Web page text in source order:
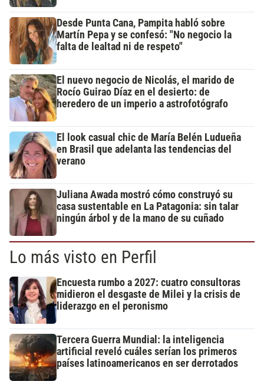
Desde Punta Cana, Pampita habló sobre
Martín Pepa y se confesó: "No negocio la
falta de lealtad ni de respeto"
El nuevo negocio de Nicolás, el marido de
Rocío Guirao Díaz en el desierto: de
heredero de un imperio a astrofotógrafo
El look casual chic de María Belén Ludueña
en Brasil que adelanta las tendencias del
verano
Juliana Awada mostró cómo construyó su
casa sustentable en La Patagonia: sin talar
ningún árbol y de la mano de su cuñado
Lo más visto en Perfil
Encuesta rumbo a 2027: cuatro consultoras
midieron el desgaste de Milei y la crisis de
liderazgo en el peronismo
Tercera Guerra Mundial: la inteligencia
artificial reveló cuáles serían los primeros
países latinoamericanos en ser derrotados